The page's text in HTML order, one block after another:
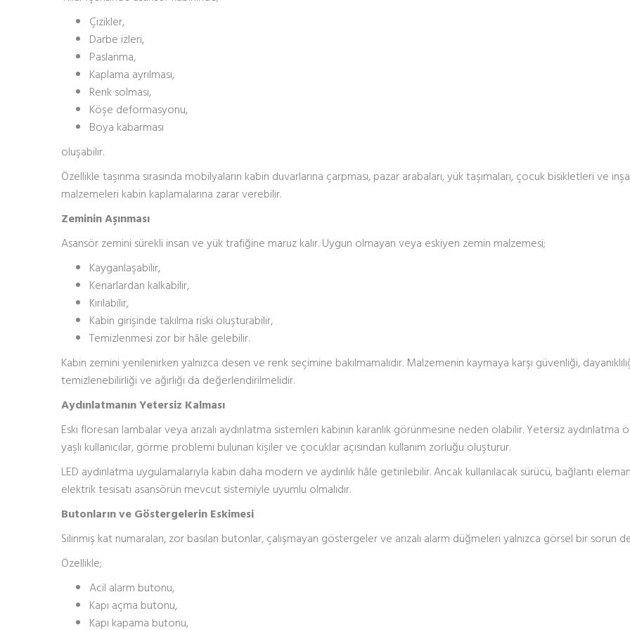
Çizikler,
Darbe izleri,
Paslanma,
Kaplama ayrılması,
Renk solması,
Köşe deformasyonu,
Boya kabarması
oluşabilir.
Özellikle taşınma sırasında mobilyaların kabin duvarlarına çarpması, pazar arabaları, yük taşımaları, çocuk bisikletleri ve
malzemeleri kabin kaplamalarına zarar verebilir.
Zeminin Aşınması
Asansör zemini sürekli insan ve yük trafiğine maruz kalır. Uygun olmayan veya eskiyen zemin malzemesi;
Kayganlaşabilir,
Kenarlardan kalkabilir,
Kırılabilir,
Kabin girişinde takılma riski oluşturabilir,
Temizlenmesi zor bir hâle gelebilir.
Kabin zemini yenilenirken yalnızca desen ve renk seçimine bakılmamalıdır. Malzemenin kaymaya karşı güvenliği,
temizlenebilirliği ve ağırlığı da değerlendirilmelidir.
Aydınlatmanın Yetersiz Kalması
Eski floresan lambalar veya arızalı aydınlatma sistemleri kabinin karanlık görünmesine neden olabilir. Yetersiz aydınlatma
yaşlı kullanıcılar, görme problemi bulunan kişiler ve çocuklar açısından kullanım zorluğu oluşturur.
LED aydınlatma uygulamalarıyla kabin daha modern ve aydınlık hâle getirilebilir. Ancak kullanılacak sürücü, bağlantı
elektrik tesisatı asansörün mevcut sistemiyle uyumlu olmalıdır.
Butonların ve Göstergelerin Eskimesi
Silinmiş kat numaraları, zor basılan butonlar, çalışmayan göstergeler ve arızalı alarm düğmeleri yalnızca görsel bir sorun
Özellikle;
Acil alarm butonu,
Kapı açma butonu,
Kapı kapama butonu,